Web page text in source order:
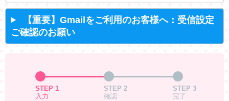
【重要】Gmailをご利用のお客様へ：受信設定
ご確認のお願い
STEP 1
入力
STEP 2
確認
STEP 3
完了